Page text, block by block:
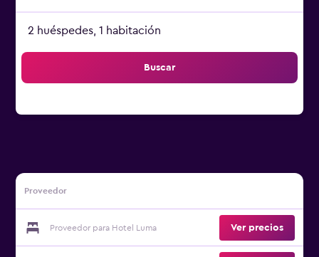
2 huéspedes, 1 habitación
Buscar
Proveedor
Proveedor para Hotel Luma Ver precios